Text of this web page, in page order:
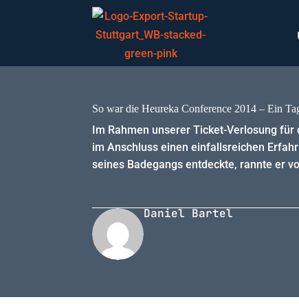
So war die Heureka Conference 2014 – Ein
Im Rahmen unserer Ticket-Verlosung
im Anschluss einen einfallsreichen
seines Badegangs entdeckte, rannte er
Daniel Bartel